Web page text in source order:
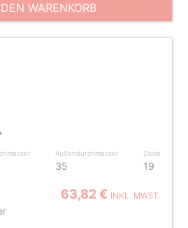
WARENKORB
Außendurchmesser
35
Dicke
19
63,82 € INKL. MWST.